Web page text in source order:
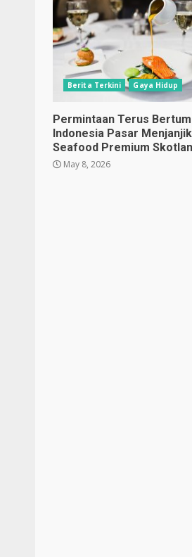
Berita Terkini Gaya Hidup
Permintaan Terus
Indonesia Pasar
Seafood Premium
May 8, 2026